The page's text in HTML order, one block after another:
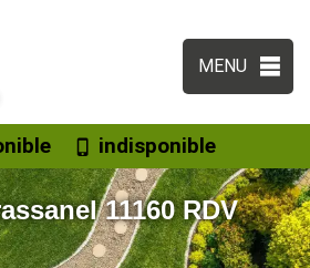
MENU
indisponible
11160 RDV